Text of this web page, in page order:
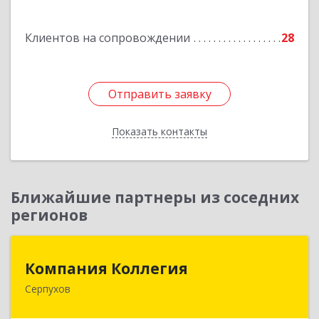
Клиентов на сопровождении 28
Отправить заявку
Показать контакты
Отправить заявку
Назад
Ближайшие партнеры из соседних
регионов
Компания Коллегия
Серпухов
142211, Московская обл, Серпухов г, Оборонная